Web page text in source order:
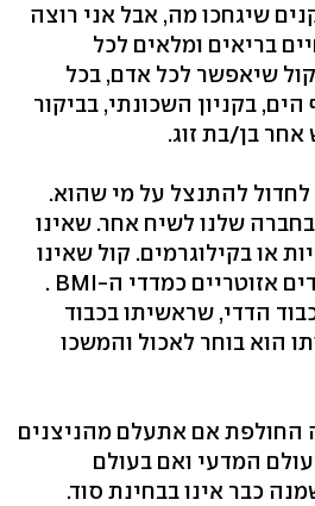
שיגחכו מה, אבל אני רוצה
בריאים ומלאים לכל
שיאפשר לכל אדם, בכל
בקניון השכונתי, בביקור
בן/בת זוג.
להתנצל על מי שהוא.
שלנו לשיח אחר. שאינו
או בקילוגרמים. קול שאינו
מודד ומשווה ערך במדדים אזוטריים כמדדי ה-BMI .
הדדי, שראשיתו בכבוד
הוא בוחר לאכול והמשכו
החולפת אם אתעלם מהניצנים
המדעי ואם בעולם
כבר אינו בבחינת סוד.